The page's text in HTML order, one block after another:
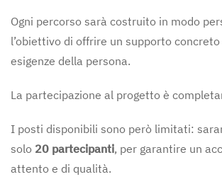
Ogni percorso sarà costruito in modo
l’obiettivo di offrire un supporto
esigenze della persona.
La partecipazione al progetto è
I posti disponibili sono però limitati:
solo 20 partecipanti, per garantire un
attento e di qualità.